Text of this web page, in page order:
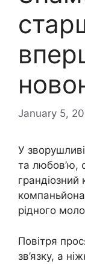
January 5,
У
та любов’ю,
грандіозний
рідного
Повітря
зв’язку, а